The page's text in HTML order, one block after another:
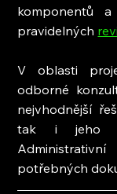
komponentů
pravidelných
V oblasti
odborné
nejvhodnější
tak i jeho
potřebných